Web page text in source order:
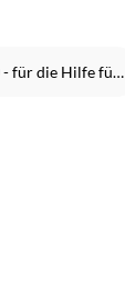
DENFELD500 - für die Hilfe für krebskranke Kinder Frankfurt e.V.